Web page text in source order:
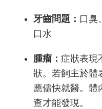
牙齒問題： 口臭
口水
腫瘤： 症狀表現
狀。若飼主於體
應儘快就醫。
查才能發現。